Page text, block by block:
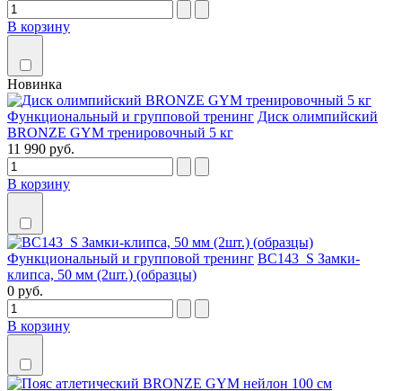
В корзину
Новинка
Функциональный и групповой тренинг Диск олимпийский
BRONZE GYM тренировочный 5 кг
11 990 руб.
В корзину
Функциональный и групповой тренинг BC143_S Замки-
клипса, 50 мм (2шт.) (образцы)
0 руб.
В корзину